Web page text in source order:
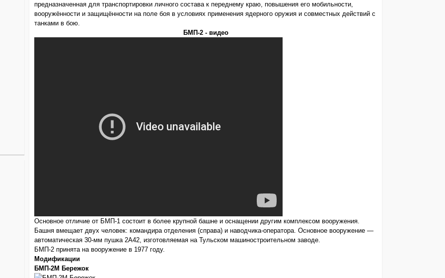
предназначенная для транспортировки личного состава к переднему краю, повышения его мобильности,
вооружённости и защищённости на поле боя в условиях применения ядерного оружия и совместных действий с
танками в бою.
БМП-2 - видео
Основное отличие от БМП-1 состоит в более крупной башне и оснащении другим комплексом вооружения.
Башня вмещает двух человек: командира отделения (справа) и наводчика-оператора. Основное вооружение —
автоматическая 30-мм пушка 2А42, изготовляемая на Тульском машиностроительном заводе.
БМП-2 принята на вооружение в 1977 году.
Модификации
БМП-2М Бережок